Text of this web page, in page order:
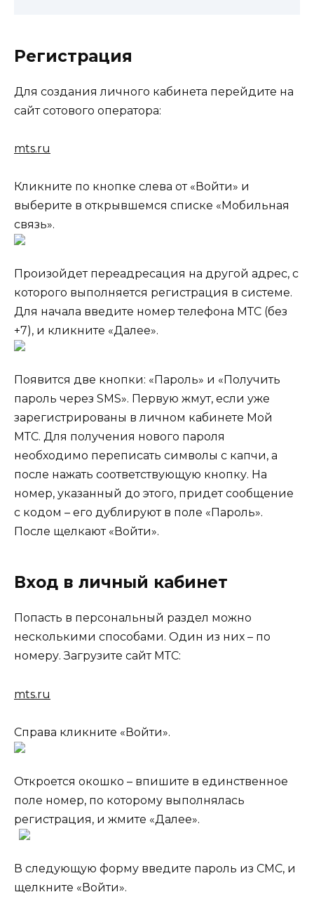
Регистрация
Для создания личного кабинета перейдите на
сайт сотового оператора:
mts.ru
Кликните по кнопке слева от «Войти» и
выберите в открывшемся списке «Мобильная
связь».
Произойдет переадресация на другой адрес, с
которого выполняется регистрация в системе.
Для начала введите номер телефона МТС (без
+7), и кликните «Далее».
Появится две кнопки: «Пароль» и «Получить
пароль через SMS». Первую жмут, если уже
зарегистрированы в личном кабинете Мой
МТС. Для получения нового пароля
необходимо переписать символы с капчи, а
после нажать соответствующую кнопку. На
номер, указанный до этого, придет сообщение
с кодом – его дублируют в поле «Пароль».
После щелкают «Войти».
Вход в личный кабинет
Попасть в персональный раздел можно
несколькими способами. Один из них – по
номеру. Загрузите сайт МТС:
mts.ru
Справа кликните «Войти».
Откроется окошко – впишите в единственное
поле номер, по которому выполнялась
регистрация, и жмите «Далее».
В следующую форму введите пароль из СМС, и
щелкните «Войти».